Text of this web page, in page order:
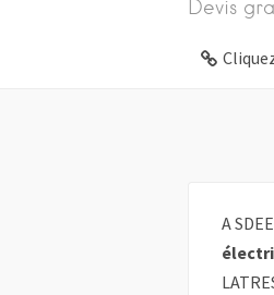
Devis
A